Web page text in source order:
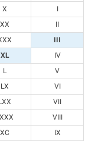
X
I
XX
II
III
XL
IV
L
V
LX
VI
VII
VIII
XC IX